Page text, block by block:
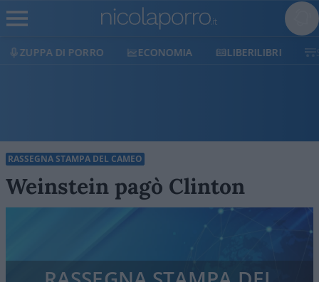
ECONOMIA LIBERILIBRI SHOP SOSTIENICI
RASSEGNA STAMPA DEL CAMEO
Weinstein pagò Clinton